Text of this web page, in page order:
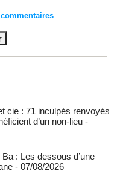
cie : 71 inculpés renvoyés
d’un non-lieu -
: Les dessous d’une
- 07/08/2026